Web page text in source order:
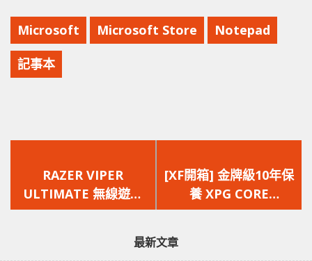
Microsoft Microsoft Store Notepad
記事本
一
篇
文
RAZER VIPER
ULTIMATE 無線遊戲
滑鼠助玩家以速度制勝
一
篇
文
[XF開箱] 金牌級10年保
養 XPG CORE
REACTOR 電源器
最新文章